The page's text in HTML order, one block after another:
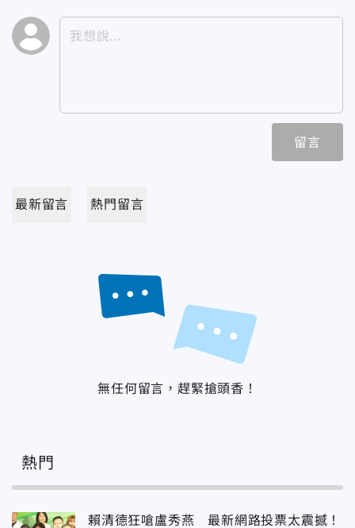
留言
最新留言 熱門留言
無任何留言，趕緊搶頭香！
熱門
賴清德狂嗆盧秀燕 最新網路投票太震撼！